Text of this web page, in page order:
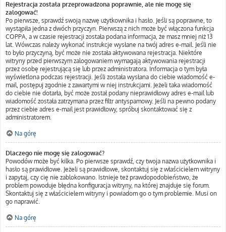
Rejestracja została przeprowadzona poprawnie, ale nie mogę się
zalogować!
Po pierwsze, sprawdź swoją nazwę użytkownika i hasło. Jeśli są poprawne, to
wystąpiła jedna z dwóch przyczyn. Pierwszą z nich może być włączona funkcja
COPPA, a w czasie rejestracji została podana informacja, że masz mniej niż 13
lat. Wówczas należy wykonać instrukcje wysłane na twój adres e-mail. Jeśli nie
to było przyczyną, być może nie została aktywowana rejestracja. Niektóre
witryny przed pierwszym zalogowaniem wymagają aktywowania rejestracji
przez osobę rejestrującą się lub przez administratora. Informacja o tym była
wyświetlona podczas rejestracji. Jeśli została wysłana do ciebie wiadomość e-
mail, postępuj zgodnie z zawartymi w niej instrukcjami. Jeżeli taka wiadomość
do ciebie nie dotarła, być może został podany nieprawidłowy adres e-mail lub
wiadomość została zatrzymana przez filtr antyspamowy. Jeśli na pewno podany
przez ciebie adres e-mail jest prawidłowy, spróbuj skontaktować się z
administratorem.
Na górę
Dlaczego nie mogę się zalogować?
Powodów może być kilka. Po pierwsze sprawdź, czy twoja nazwa użytkownika i
hasło są prawidłowe. Jeżeli są prawidłowe, skontaktuj się z właścicielem witryny
i zapytaj, czy cię nie zablokowano. Istnieje też prawdopodobieństwo, że
problem powoduje błędna konfiguracja witryny, na której znajduje się forum.
Skontaktuj się z właścicielem witryny i powiadom go o tym problemie. Musi on
go naprawić.
Na górę